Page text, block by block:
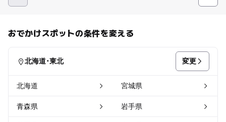
おでかけスポットの条件を変える
北海道･東北 変更
北海道 宮城県
青森県 岩手県